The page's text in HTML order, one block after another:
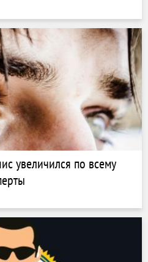
увеличился по всему